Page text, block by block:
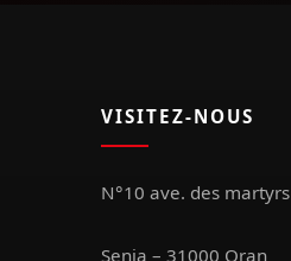
VISITEZ-NOUS
N°10 ave. des martyrs
Senia – 31000 Oran